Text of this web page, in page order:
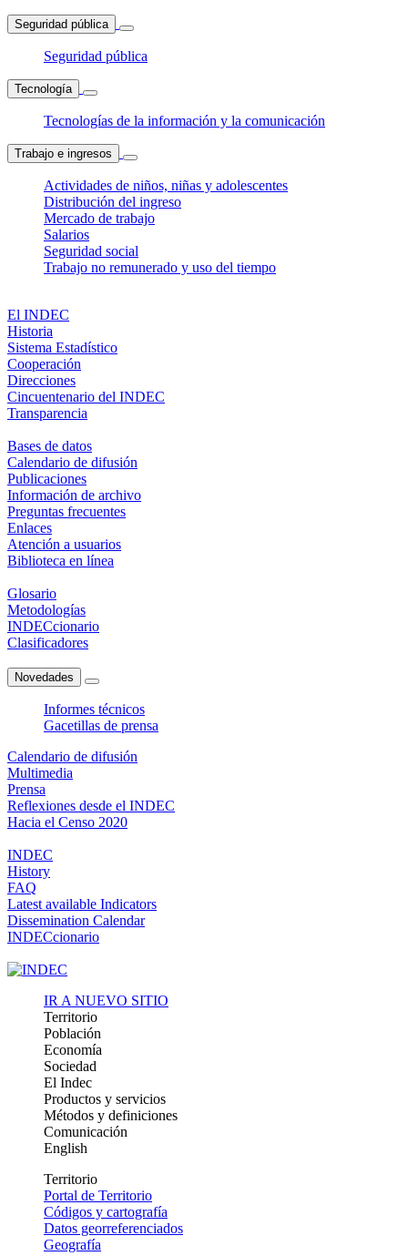
Seguridad pública
Seguridad pública
Tecnología
Tecnologías de la información y la comunicación
Trabajo e ingresos
Actividades de niños, niñas y adolescentes
Distribución del ingreso
Mercado de trabajo
Salarios
Seguridad social
Trabajo no remunerado y uso del tiempo
El INDEC
Historia
Sistema Estadístico
Cooperación
Direcciones
Cincuentenario del INDEC
Transparencia
Bases de datos
Calendario de difusión
Publicaciones
Información de archivo
Preguntas frecuentes
Enlaces
Atención a usuarios
Biblioteca en línea
Glosario
Metodologías
INDECcionario
Clasificadores
Novedades
Informes técnicos
Gacetillas de prensa
Calendario de difusión
Multimedia
Prensa
Reflexiones desde el INDEC
Hacia el Censo 2020
INDEC
History
FAQ
Latest available Indicators
Dissemination Calendar
INDECcionario
IR A NUEVO SITIO
Territorio
Población
Economía
Sociedad
El Indec
Productos y servicios
Métodos y definiciones
Comunicación
English
Territorio
Portal de Territorio
Códigos y cartografía
Datos georreferenciados
Geografía